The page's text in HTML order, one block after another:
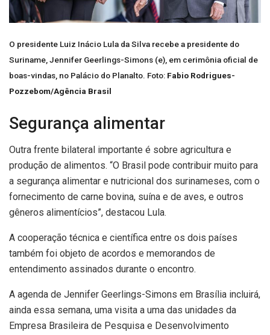
O presidente Luiz Inácio Lula da Silva recebe a presidente do
Suriname, Jennifer Geerlings-Simons (e), em cerimônia oficial de
boas-vindas, no Palácio do Planalto. Foto: Fabio Rodrigues-
Pozzebom/Agência Brasil
Segurança alimentar
Outra frente bilateral importante é sobre agricultura e
produção de alimentos. “O Brasil pode contribuir muito para
a segurança alimentar e nutricional dos surinameses, com o
fornecimento de carne bovina, suína e de aves, e outros
gêneros alimentícios”, destacou Lula.
A cooperação técnica e científica entre os dois países
também foi objeto de acordos e memorandos de
entendimento assinados durante o encontro.
A agenda de Jennifer Geerlings-Simons em Brasília incluirá,
ainda essa semana, uma visita a uma das unidades da
Empresa Brasileira de Pesquisa e Desenvolvimento